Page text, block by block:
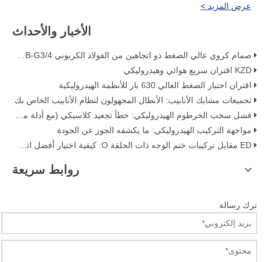
عرض المزيد >
الأخبار والأحداث
صمام كروي عالي الضغط ذو اتجاهين من الفولاذ الكربوني KHB – KHB-G3/4
KZD اقتران سريع هوائي وهيدروليكي
اقتران اختبار الضغط العالي 630 بار للأنظمة الهيدروليكية
تجميعات مشابك الأنابيب: الأبطال المجهولون لنظام الأنابيب الخاص بك
فشل سحب الخرطوم الهيدروليكي: خطأ تجعيد كلاسيكي (مع أدلة مرئية)
مواجهة التركيب الهيدروليكي: ما يكشفه الجوز عن الجودة
ED مقابل تركيبات ختم الوجه ذات الحلقة O: كيفية اختيار أفضل اتصال هيدروليكي
روابط سريعة
ترك رسالة